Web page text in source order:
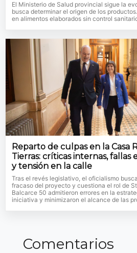
El Ministerio de Salud provincial sigue la
busca determinar el origen de los
en alimentos elaborados sin control
Reparto de culpas en la Casa
Tierras: críticas internas, fallas
y tensión en la calle
Tras el revés legislativo, el oficialismo
fracaso del proyecto y cuestiona el rol de
Balcarce 50 admitieron errores en la
iniciativa y minimizaron el alcance de las
Comentarios